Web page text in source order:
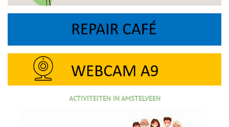
ACTIVITEITEN IN AMSTELVEEN